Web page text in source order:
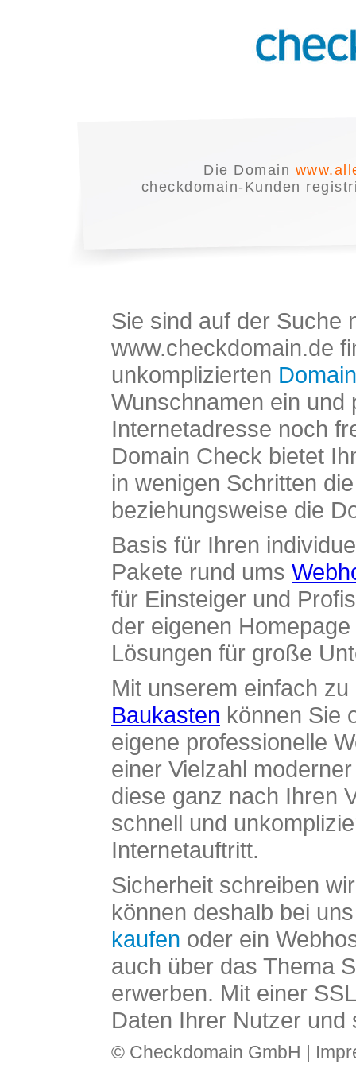
Die Domain
checkdomain-Kunden
Sie sind auf der Suche
www.checkdomain.de
unkomplizierten
Wunschnamen ein und
Internetadresse noch
Domain Check bietet
in wenigen Schritten
beziehungsweise die
Basis für Ihren
Pakete rund ums
für Einsteiger und
der eigenen
Lösungen für große
Mit unserem einfach
Baukasten können Sie
eigene professionelle
einer Vielzahl
diese ganz nach Ihren
schnell und
Internetauftritt.
Sicherheit schreiben
können deshalb bei
kaufen oder ein
auch über das Thema
erwerben. Mit einer
Daten Ihrer Nutzer und
© Checkdomain GmbH |